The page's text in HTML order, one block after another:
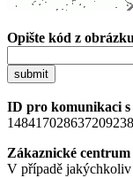
Opište kód z
submit
ID pro komunikaci
Zákaznické
V případě jakýchkoliv